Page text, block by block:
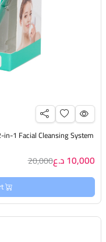
10,000 د.ع 20,000
productList.addToCart